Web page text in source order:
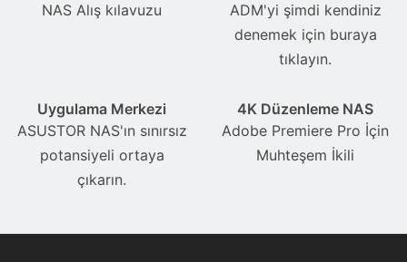
NAS Alış kılavuzu
ADM'yi şimdi kendiniz
denemek için buraya
tıklayın.
Uygulama Merkezi
ASUSTOR NAS'ın sınırsız
potansiyeli ortaya
çıkarın.
4K Düzenleme NAS
Adobe Premiere Pro İçin
Muhteşem İkili